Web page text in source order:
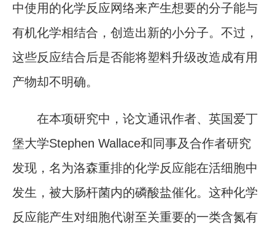
中使用的化学反应网络来产生想要的分子能与
有机化学相结合，创造出新的小分子。不过，
这些反应结合后是否能将塑料升级改造成有用
产物却不明确。
在本项研究中，论文通讯作者、英国爱丁
堡大学Stephen Wallace和同事及合作者研究
发现，名为洛森重排的化学反应能在活细胞中
发生，被大肠杆菌内的磷酸盐催化。这种化学
反应能产生对细胞代谢至关重要的一类含氮有